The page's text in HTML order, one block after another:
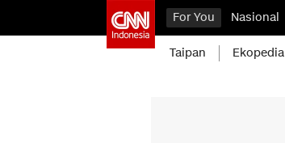
For You Nasional
Taipan Ekopedia